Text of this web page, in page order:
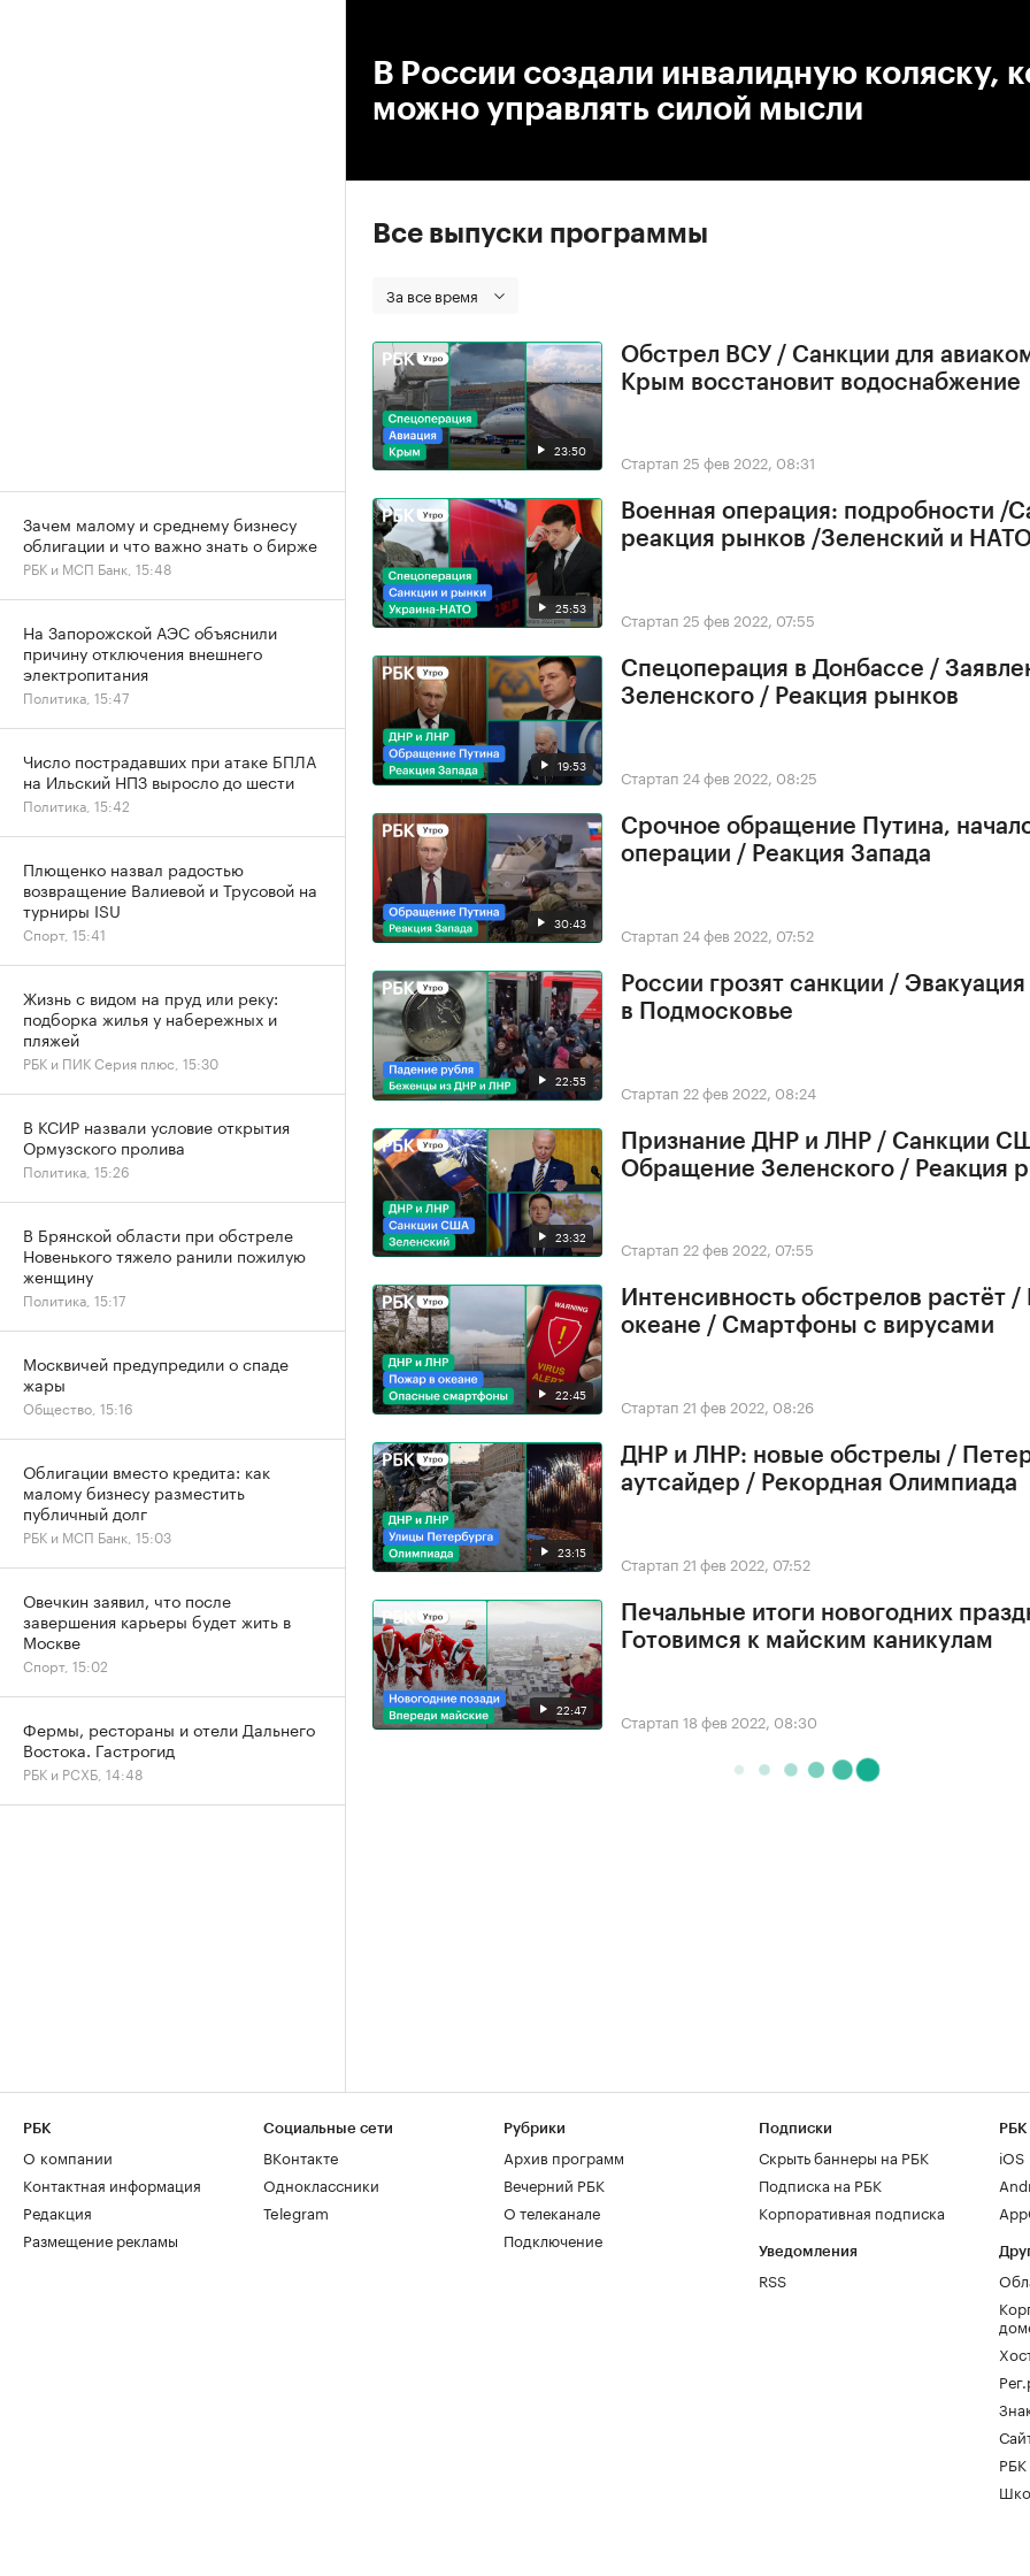
В России создали инвалидную коляску,
можно управлять силой мысли
Все выпуски программы
За все время
23:50
Обстрел ВСУ / Санкции для
Крым восстановит водоснабжение
Стартап 25 фев 2022, 08:31
25:53
Военная операция: подробности /
реакция рынков /Зеленский и
Стартап 25 фев 2022, 07:55
19:53
Спецоперация в Донбассе /
Зеленского / Реакция рынков
Стартап 24 фев 2022, 08:25
30:43
Срочное обращение Путина,
операции / Реакция Запада
Стартап 24 фев 2022, 07:52
22:55
России грозят санкции /
в Подмосковье
Стартап 22 фев 2022, 08:24
23:32
Признание ДНР и ЛНР / Санкции
Обращение Зеленского / Реакция
Стартап 22 фев 2022, 07:55
22:45
Интенсивность обстрелов растёт
океане / Смартфоны с вирусами
Стартап 21 фев 2022, 08:26
23:15
ДНР и ЛНР: новые обстрелы /
аутсайдер / Рекордная Олимпиада
Стартап 21 фев 2022, 07:52
22:47
Печальные итоги новогодних
Готовимся к майским каникулам
Стартап 18 фев 2022, 08:30
Зачем малому и среднему бизнесу
облигации и что важно знать о бирже
РБК и МСП Банк, 15:48
На Запорожской АЭС объяснили
причину отключения внешнего
электропитания
Политика, 15:47
Число пострадавших при атаке БПЛА
на Ильский НПЗ выросло до шести
Политика, 15:42
Плющенко назвал радостью
возвращение Валиевой и Трусовой на
турниры ISU
Спорт, 15:41
Жизнь с видом на пруд или реку:
подборка жилья у набережных и
пляжей
РБК и ПИК Серия плюс, 15:30
В КСИР назвали условие открытия
Ормузского пролива
Политика, 15:26
В Брянской области при обстреле
Новенького тяжело ранили пожилую
женщину
Политика, 15:17
Москвичей предупредили о спаде
жары
Общество, 15:16
Облигации вместо кредита: как
малому бизнесу разместить
публичный долг
РБК и МСП Банк, 15:03
Овечкин заявил, что после
завершения карьеры будет жить в
Москве
Спорт, 15:02
Фермы, рестораны и отели Дальнего
Востока. Гастрогид
РБК и РСХБ, 14:48
РБК
О компании
Контактная информация
Редакция
Размещение рекламы
Социальные сети
ВКонтакте
Одноклассники
Telegram
Рубрики
Архив программ
Вечерний РБК
О телеканале
Подключение
Подписки
Скрыть баннеры на РБК
Подписка на РБК
Корпоративная подписка
Уведомления
RSS
РБК
iOS